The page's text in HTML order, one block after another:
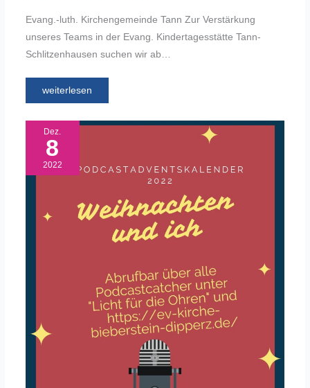
Evang.-luth. Kirchengemeinde Tann Zur Verstärkung
unseres Teams in der Evang. Kindertagesstätte Tann-
Schlitzenhausen suchen wir ab…
weiterlesen
Dez.
8
2022